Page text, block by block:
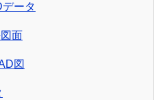
ータ
面
図